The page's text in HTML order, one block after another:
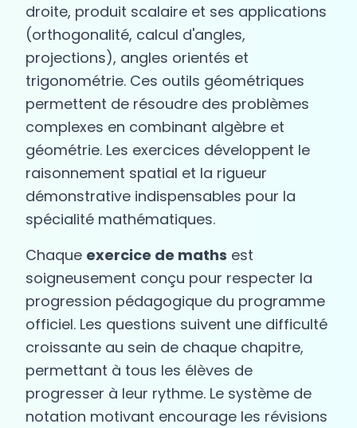
droite, produit scalaire et ses applications
(orthogonalité, calcul d'angles,
projections), angles orientés et
trigonométrie. Ces outils géométriques
permettent de résoudre des problèmes
complexes en combinant algèbre et
géométrie. Les exercices développent le
raisonnement spatial et la rigueur
démonstrative indispensables pour la
spécialité mathématiques.
Chaque exercice de maths est
soigneusement conçu pour respecter la
progression pédagogique du programme
officiel. Les questions suivent une difficulté
croissante au sein de chaque chapitre,
permettant à tous les élèves de
progresser à leur rythme. Le système de
notation motivant encourage les révisions